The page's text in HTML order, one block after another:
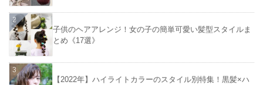
子供のヘアアレンジ！女の子の簡単可愛い髪型スタイルま
とめ《17選》
【2022年】ハイライトカラーのスタイル別特集！黒髪×ハ